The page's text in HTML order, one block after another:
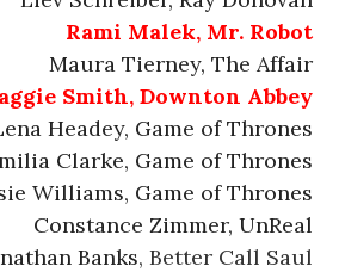
Rami Malek, Mr. Robot
Maura Tierney, The Affair
Smith, Downton Abbey
Headey, Game of Thrones
Clarke, Game of Thrones
Williams, Game of Thrones
Constance Zimmer, UnReal
Banks, Better Call Saul